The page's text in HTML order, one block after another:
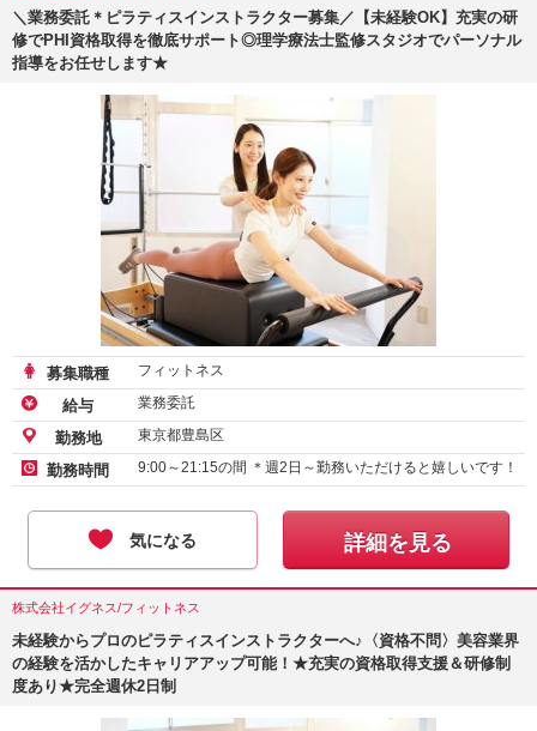
＼業務委託＊ピラティスインストラクター募集／【未経験OK】充実の研
修でPHI資格取得を徹底サポート◎理学療法士監修スタジオでパーソナル
指導をお任せします★
募集職種 フィットネス
給与 業務委託
勤務地 東京都豊島区
勤務時間 9:00～21:15の間 ＊週2日～勤務いただけると嬉しいです！
気になる 詳細を見る
株式会社イグネス/フィットネス
未経験からプロのピラティスインストラクターへ♪〈資格不問〉美容業界
の経験を活かしたキャリアアップ可能！★充実の資格取得支援＆研修制
度あり★完全週休2日制